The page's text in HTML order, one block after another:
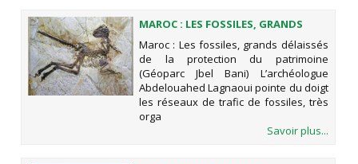
MAROC : LES FOSSILES, GRANDS
DÉLAISSÉS DE LA PROTECTION DU
PATRIMOINE (GÉOPARC JBEL BANI)
Maroc : Les fossiles, grands délaissés
de la protection du patrimoine
(Géoparc Jbel Bani) L’archéologue
Abdelouahed Lagnaoui pointe du doigt
les réseaux de trafic de fossiles, très
orga
Savoir plus...